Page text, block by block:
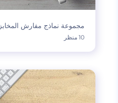
مجموعة نماذج مفارش المخابز
10 منظر